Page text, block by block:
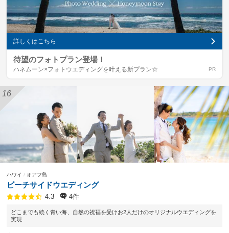
待望のフォトプラン登場！
ハネムーン×フォトウエディングを叶える新プラン☆
ハワイ オアフ島
ビーチサイドウエディング
4.3 4件
どこまでも続く青い海、自然の祝福を受けお2人だけのオリジナルウエディングを
実現